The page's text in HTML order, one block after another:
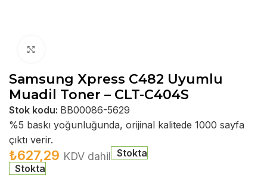
Samsung Xpress C482 Uyumlu
Muadil Toner – CLT-C404S
Stok kodu: BB00086-5629
%5 baskı yoğunluğunda, orijinal kalitede 1000 sayfa
çıktı verir.
₺627,29 KDV dahil Stokta
Stokta